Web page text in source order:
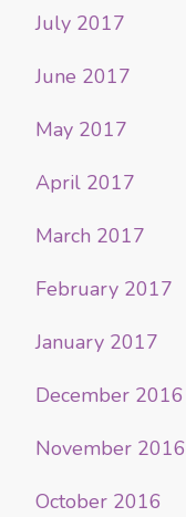
July 2017
June 2017
May 2017
April 2017
March 2017
February 2017
January 2017
December 2016
November 2016
October 2016